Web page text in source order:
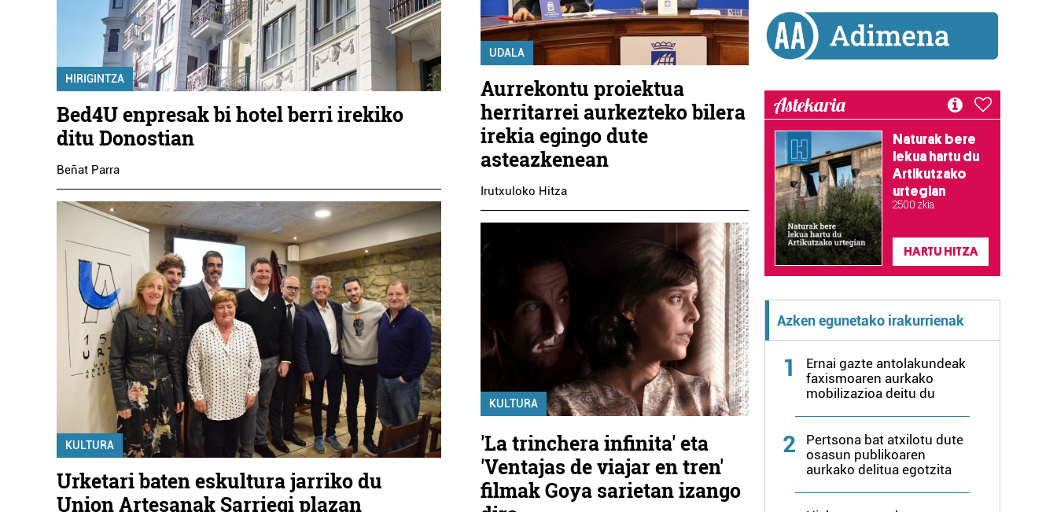
HIRIGINTZA
Bed4U enpresak bi hotel berri irekiko
ditu Donostian
Beñat Parra
KULTURA
Urketari baten eskultura jarriko du
Union Artesanak Sarriegi plazan
UDALA
Aurrekontu proiektua
herritarrei aurkezteko bilera
irekia egingo dute
asteazkenean
Irutxuloko Hitza
KULTURA
'La trinchera infinita' eta
'Ventajas de viajar en tren'
filmak Goya sarietan izango
Astekaria
Naturak bere
lekua hartu du
Artikutzako
urtegian
2.500 zkia.
HARTU HITZA
Azken egunetako irakurrienak
1
Ernai gazte antolakundeak
faxismoaren aurkako
mobilizazioa deitu du
2
Pertsona bat atxilotu dute
osasun publikoaren
aurkako delitua egotzita